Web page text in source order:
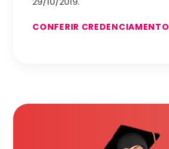
CONFERIR CREDENCIAMENTO